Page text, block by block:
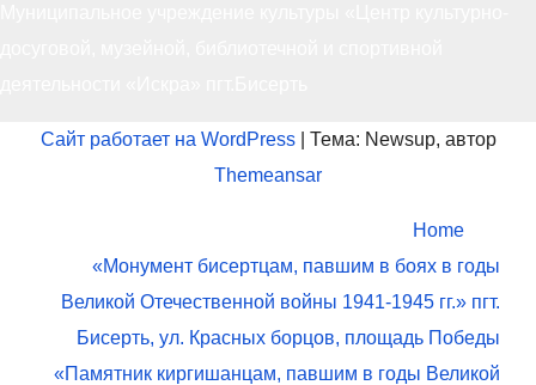
Сайт работает на WordPress
Тема: Newsup, автор
Themeansar
Home
«Монумент бисертцам, павшим в боях в годы
Великой Отечественной войны 1941-1945 гг.» пгт.
Бисерть, ул. Красных борцов, площадь Победы
«Памятник киргишанцам, павшим в годы Великой